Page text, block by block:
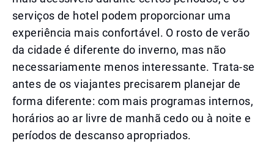
serviços de hotel podem proporcionar uma
experiência mais confortável. O rosto de verão
da cidade é diferente do inverno, mas não
necessariamente menos interessante. Trata-se
antes de os viajantes precisarem planejar de
forma diferente: com mais programas internos,
horários ao ar livre de manhã cedo ou à noite e
períodos de descanso apropriados.